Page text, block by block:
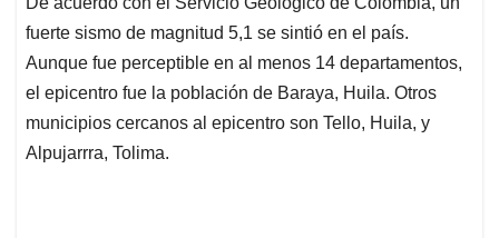
s
A
p
p
b
o
o
k
e
d
I
n
l
a
d
s
fuerte sismo de magnitud 5,1 se sintió en el país.
Aunque fue perceptible en al menos 14 departamentos,
el epicentro fue la población de Baraya, Huila. Otros
municipios cercanos al epicentro son Tello, Huila, y
Alpujarrra, Tolima.